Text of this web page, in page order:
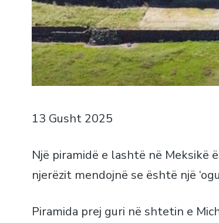
13 Gusht 2025
Një piramidë e lashtë në Meksikë
njerëzit mendojnë se është një
Piramida prej guri në shtetin e